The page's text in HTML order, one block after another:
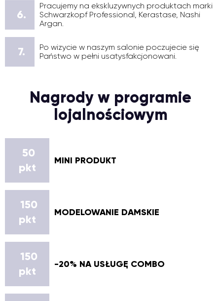
6.
Pracujemy na ekskluzywnych produktach marki
Schwarzkopf Professional, Kerastase, Nashi
Argan.
7.
Po wizycie w naszym salonie poczujecie się
Państwo w pełni usatysfakcjonowani.
Nagrody w programie
lojalnościowym
50
pkt
MINI PRODUKT
150
pkt
MODELOWANIE DAMSKIE
150
pkt
-20% NA USŁUGĘ COMBO